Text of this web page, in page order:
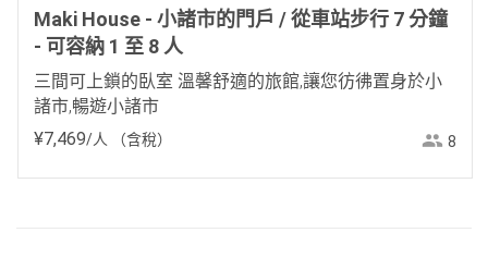
Maki House - 小諸市的門戶 / 從車站步行 7 分鐘
- 可容納 1 至 8 人
三間可上鎖的臥室 溫馨舒適的旅館,讓您彷彿置身於小
諸市,暢遊小諸市
¥7,469/人 （含稅） 8